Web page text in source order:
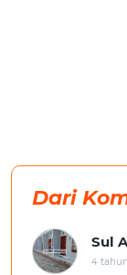
Dari
Sul
4